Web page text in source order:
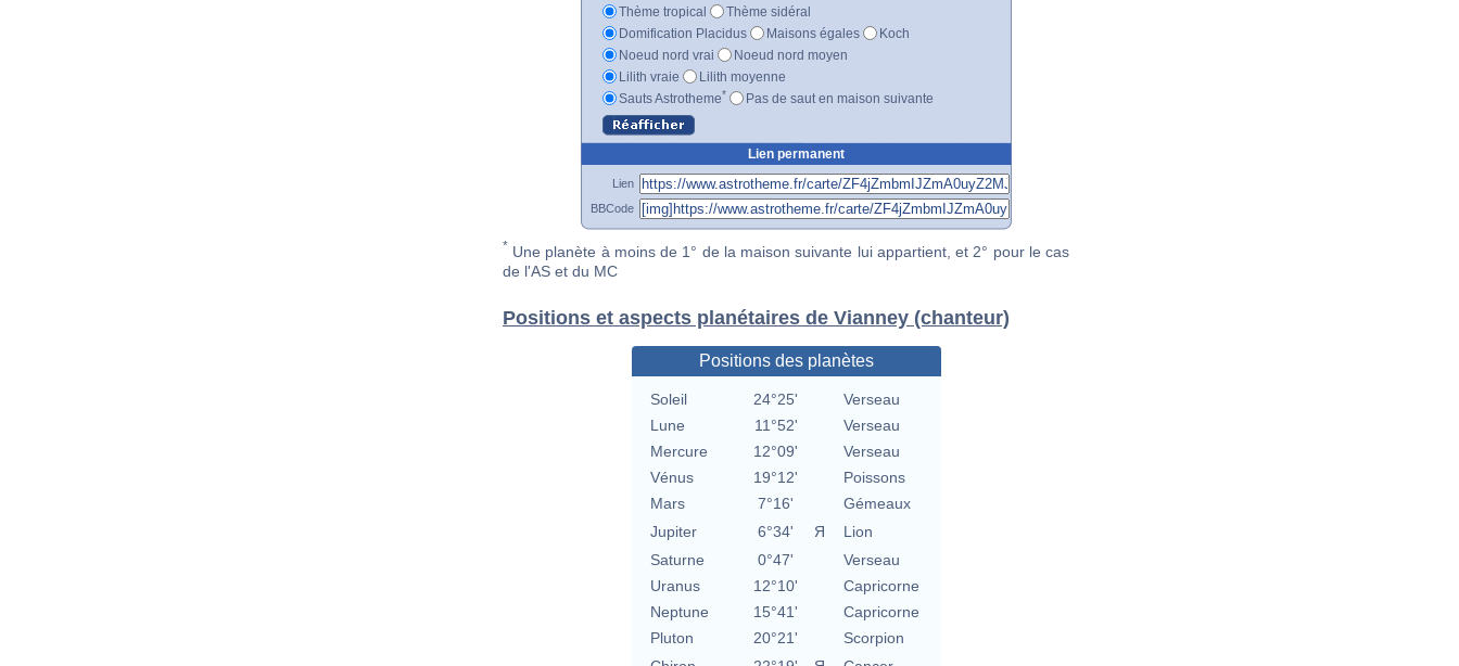
Thème tropical
Thème sidéral
Domification Placidus
Maisons égales
Koch
Noeud nord vrai
Noeud nord moyen
Lilith vraie
Lilith moyenne
Sauts Astrotheme* Pas de saut en maison suivante
Lien permanent
Lien
BBCode
* Une planète à moins de 1° de la maison suivante lui appartient, et 2° pour le cas
de l'AS et du MC
Positions et aspects planétaires de Vianney (chanteur)
Positions des planètes
Soleil 24°25'
Verseau
Lune
11°52'
Verseau
Mercure
12°09'
Verseau
Vénus
19°12'
Poissons
Mars
7°16'
Gémeaux
Jupiter
6°34' Я
Lion
Saturne
0°47'
Verseau
Uranus
12°10'
Capricorne
Neptune
15°41'
Capricorne
Pluton
20°21'
Scorpion